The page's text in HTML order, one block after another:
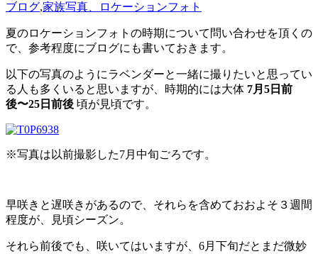
ブログ,家族写真、ロケーションフォト
夏のロケーションフォトの時期について問い合わせを頂くの
で、参考程度にブログにも書いておきます。
以下の写真のようにラベンダーと一緒に撮りたいと思ってい
る人も多くいると思いますが、時期的には大体 7月5日前
後〜25日前後 頃が見頃です。
※写真は以前撮影した7月中旬ごろです。
早咲きと遅咲きがあるので、それらを含めておおよそ３週間
程度が、見頃シーズン。
それら前後でも、咲いてはいますが、6月下旬だとまだ微妙